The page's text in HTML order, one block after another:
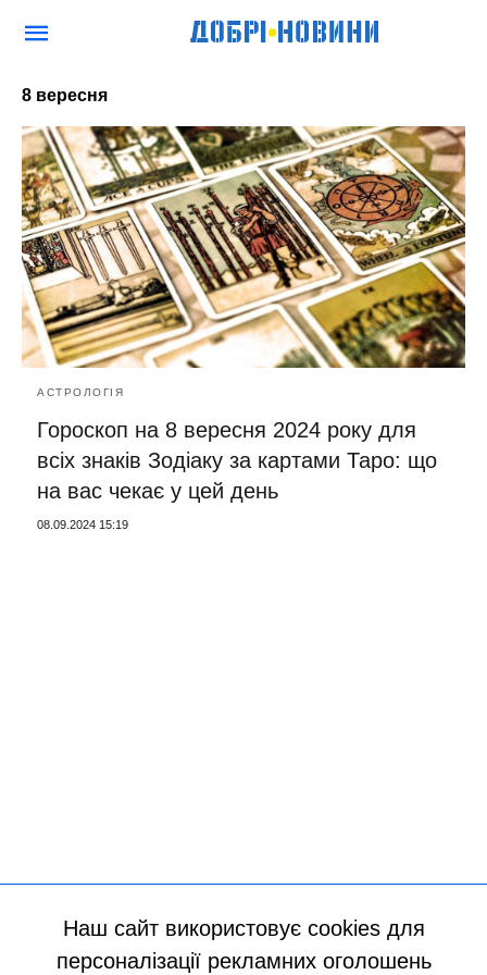
8 вересня
АСТРОЛОГІЯ
Гороскоп на 8 вересня 2024 року для
всіх знаків Зодіаку за картами Таро: що
на вас чекає у цей день
08.09.2024 15:19
Наш сайт використовує cookies для
персоналізації рекламних оголошень